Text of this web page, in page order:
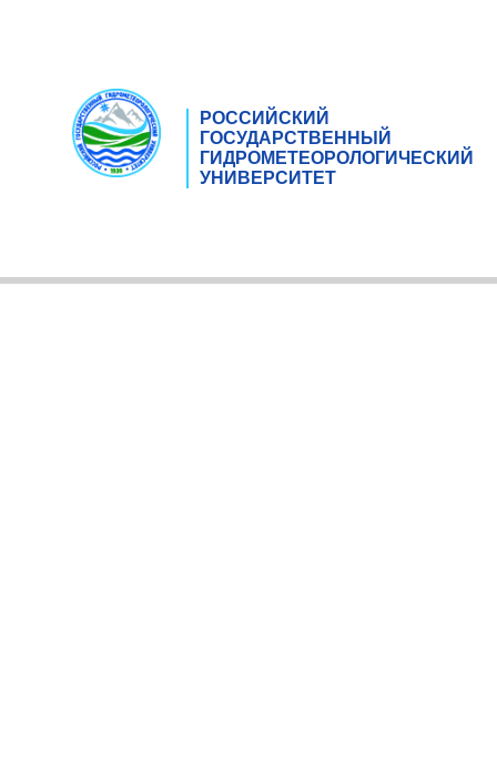
РОССИЙСКИЙ
ГОСУДАРСТВЕННЫЙ
ГИДРОМЕТЕОРОЛОГИЧЕСКИЙ
УНИВЕРСИТЕТ